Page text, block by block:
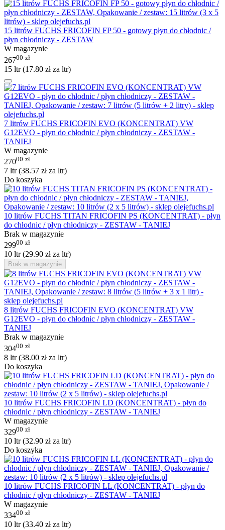
15 litrów FUCHS FRICOFIN FP 50 - gotowy płyn do chłodnic /
płyn chłodniczy - ZESTAW
W magazynie
26700 zł
15 ltr (17.80 złza ltr)
7 litrów FUCHS FRICOFIN EVO (KONCENTRAT) VW
G12EVO - płyn do chłodnic / płyn chłodniczy - ZESTAW -
TANIEJ
W magazynie
27000 zł
7 ltr (38.57 złza ltr)
Do koszyka
10 litrów FUCHS TITAN FRICOFIN PS (KONCENTRAT) - płyn
do chłodnic / płyn chłodniczy - ZESTAW - TANIEJ
Brak w magazynie
29900 zł
10 ltr (29.90 złza ltr)
Brak w magazynie
8 litrów FUCHS FRICOFIN EVO (KONCENTRAT) VW
G12EVO - płyn do chłodnic / płyn chłodniczy - ZESTAW -
TANIEJ
Brak w magazynie
30400 zł
8 ltr (38.00 złza ltr)
Do koszyka
10 litrów FUCHS FRICOFIN LD (KONCENTRAT) - płyn do
chłodnic / płyn chłodniczy - ZESTAW - TANIEJ
W magazynie
32900 zł
10 ltr (32.90 złza ltr)
Do koszyka
10 litrów FUCHS FRICOFIN LL (KONCENTRAT) - płyn do
chłodnic / płyn chłodniczy - ZESTAW - TANIEJ
W magazynie
33400 zł
10 ltr (33.40 złza ltr)